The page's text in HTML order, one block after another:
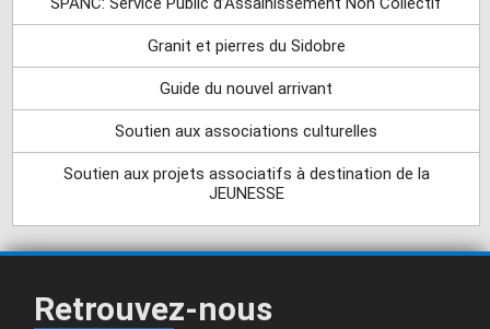
Granit et pierres du Sidobre
Guide du nouvel arrivant
Soutien aux associations culturelles
Soutien aux projets associatifs à destination de la
JEUNESSE
Retrouvez-nous